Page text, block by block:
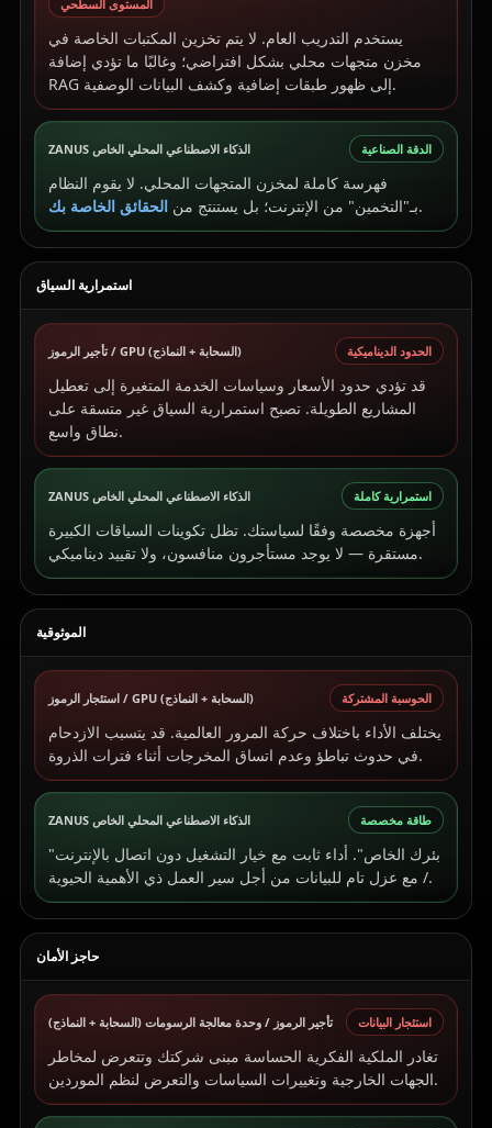
المستوى السطحي
يستخدم التدريب العام. لا يتم تخزين المكتبات الخاصة في
مخزن متجهات محلي بشكل افتراضي؛ وغالبًا ما تؤدي إضافة
RAG إلى ظهور طبقات إضافية وكشف البيانات الوصفية.
ZANUS الذكاء الاصطناعي المحلي الخاص الدقة الصناعية
فهرسة كاملة لمخزن المتجهات المحلي. لا يقوم النظام
بـ"التخمين" من الإنترنت؛ بل يستنتج من الحقائق الخاصة بك .
استمرارية السياق
تأجير الرموز / GPU (السحابة + النماذج) الحدود الديناميكية
قد تؤدي حدود الأسعار وسياسات الخدمة المتغيرة إلى تعطيل
المشاريع الطويلة. تصبح استمرارية السياق غير متسقة على
نطاق واسع.
ZANUS الذكاء الاصطناعي المحلي الخاص استمرارية كاملة
أجهزة مخصصة وفقًا لسياستك. تظل تكوينات السياقات الكبيرة
مستقرة — لا يوجد مستأجرون منافسون، ولا تقييد ديناميكي.
الموثوقية
استئجار الرموز / GPU (السحابة + النماذج) الحوسبة المشتركة
يختلف الأداء باختلاف حركة المرور العالمية. قد يتسبب الازدحام
في حدوث تباطؤ وعدم اتساق المخرجات أثناء فترات الذروة.
ZANUS الذكاء الاصطناعي المحلي الخاص طاقة مخصصة
"بئرك الخاص". أداء ثابت مع خيار التشغيل دون اتصال بالإنترنت
/ مع عزل تام للبيانات من أجل سير العمل ذي الأهمية الحيوية.
حاجز الأمان
تأجير الرموز / وحدة معالجة الرسومات (السحابة + النماذج) استئجار البيانات
تغادر الملكية الفكرية الحساسة مبنى شركتك وتتعرض لمخاطر
الجهات الخارجية وتغييرات السياسات والتعرض لنظم الموردين.